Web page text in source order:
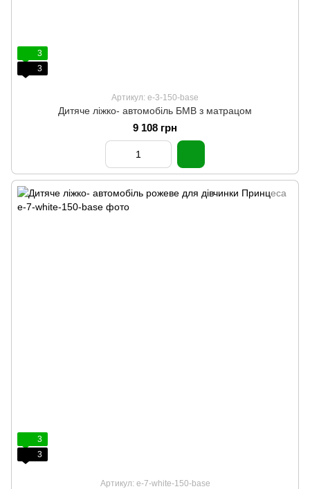
3
3
Артикул: e-3-150-base
Дитяче ліжко- автомобіль БМВ з матрацом
9 108 грн
3
3
Артикул: e-7-white-150-base